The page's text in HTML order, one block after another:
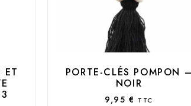
ET
PORTE-CLÉS POMPON –
NOIR
9,95 € TTC